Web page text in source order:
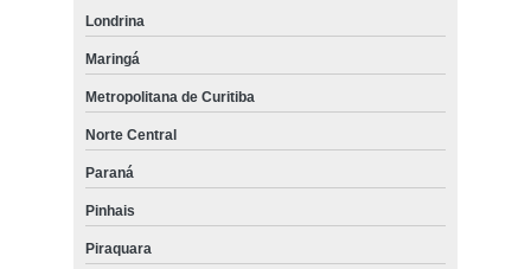
Londrina
Maringá
Metropolitana de Curitiba
Norte Central
Paraná
Pinhais
Piraquara